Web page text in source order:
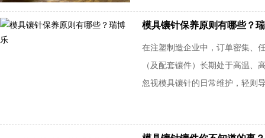
模具镶针保养原则有哪些？
在注塑制造企业中，订单密集、
（及配套镶件）长期处于高温
忽视模具镶针的日常维护，轻则